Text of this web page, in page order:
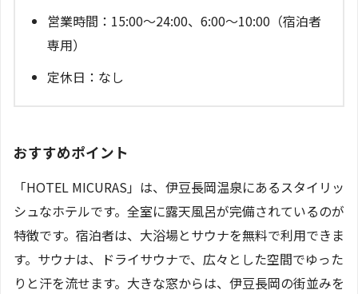
営業時間：15:00～24:00、6:00～10:00（宿泊者
専用）
定休日：なし
おすすめポイント
「HOTEL MICURAS」は、伊豆長岡温泉にあるスタイリッ
シュなホテルです。全室に露天風呂が完備されているのが
特徴です。宿泊者は、大浴場とサウナを無料で利用できま
す。サウナは、ドライサウナで、広々とした空間でゆった
りと汗を流せます。大きな窓からは、伊豆長岡の街並みを